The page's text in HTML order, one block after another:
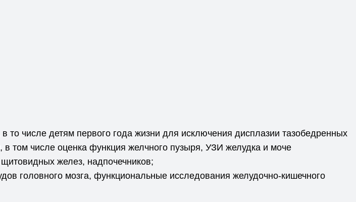
то числе детям первого года жизни для исключения дисплазии тазобедренных
числе оценка функция желчного пузыря, УЗИ желудка и моче
желез, надпочечников;
головного мозга, функциональные исследования желудочно-кишечного